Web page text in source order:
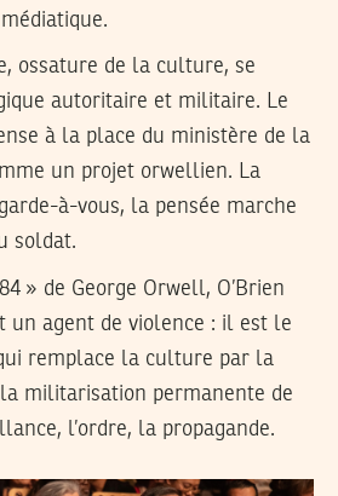
ossature de la culture, se
autoritaire et militaire. Le
à la place du ministère de la
un projet orwellien. La
à-vous, la pensée marche
soldat.
» de George Orwell, O’Brien
un agent de violence : il est le
remplace la culture par la
militarisation permanente de
l’ordre, la propagande.